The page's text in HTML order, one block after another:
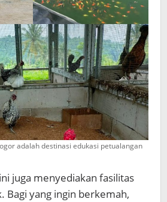
adalah destinasi edukasi petualangan
juga menyediakan fasilitas
Bagi yang ingin berkemah,